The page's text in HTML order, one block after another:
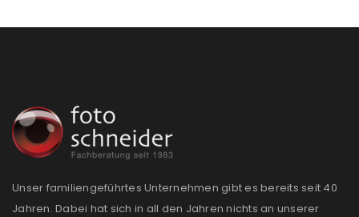
Angemeldet bleiben
ANMELDEN
Unser familiengeführtes Unternehmen gibt es bereits seit 40
Jahren. Dabei hat sich in all den Jahren nichts an unserer